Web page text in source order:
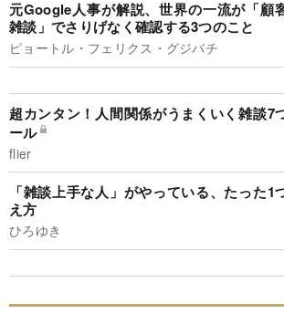
元Google人事が解説、世界の一流が「顧
雑談」でさりげなく確認する3つのこと
ピョートル・フェリクス・グジバチ
超カンタン！人間関係がうまくいく雑談7
ール
flier
「雑談上手な人」がやっている、たった1
え方
ひろゆき